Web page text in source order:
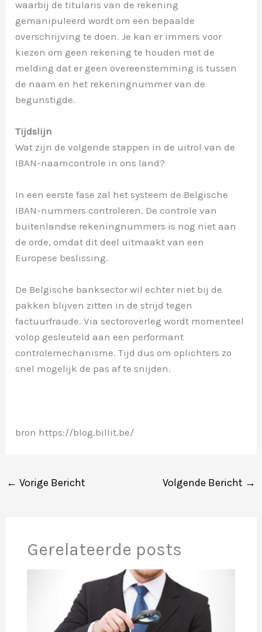
waarbij de titularis van de rekening
gemanipuleerd wordt om een bepaalde
overschrijving te doen. Je kan er immers voor
kiezen om geen rekening te houden met de
melding dat er geen overeenstemming is tussen
de naam en het rekeningnummer van de
begunstigde.
Tijdslijn
Wat zijn de volgende stappen in de uitrol van de
IBAN-naamcontrole in ons land?
In een eerste fase zal het systeem de Belgische
IBAN-nummers controleren. De controle van
buitenlandse rekeningnummers is nog niet aan
de orde, omdat dit deel uitmaakt van een
Europese beslissing.
De Belgische banksector wil echter niet bij de
pakken blijven zitten in de strijd tegen
factuurfraude. Via sectoroverleg wordt momenteel
volop gesleuteld aan een performant
controlemechanisme. Tijd dus om oplichters zo
snel mogelijk de pas af te snijden.
bron https://blog.billit.be/
← Vorige Bericht Volgende Bericht →
Gerelateerde posts